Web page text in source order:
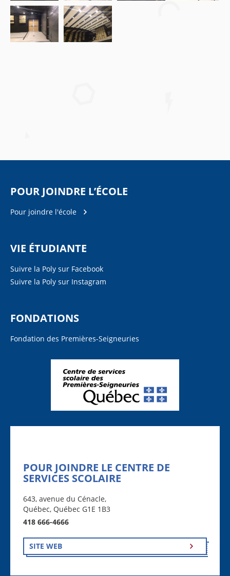
POUR JOINDRE L’ÉCOLE
Pour joindre l'école
VIE ÉTUDIANTE
Suivre la Poly sur Facebook
Suivre la Poly sur Instagram
FONDATIONS
Fondation des Premières-Seigneuries
POUR JOINDRE LE CENTRE DE
SERVICES SCOLAIRE
643, avenue du Cénacle,
Québec, Québec G1E 1B3
418 666-4666
SITE WEB